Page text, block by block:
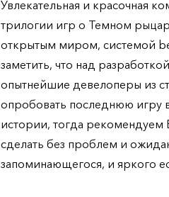
Увлекательная и красочная
трилогии игр о Темном
открытым миром, системой
заметить, что над
опытнейшие девелоперы из
опробовать последнюю игру
истории, тогда рекомендуем
сделать без проблем и
запоминающегося, и яркого